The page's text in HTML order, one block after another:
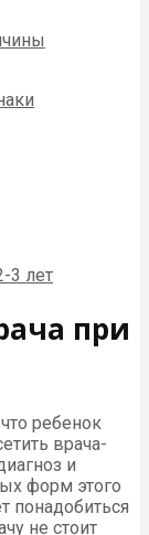
при
ребенок
врача-
и
форм этого
понадобиться
не стоит